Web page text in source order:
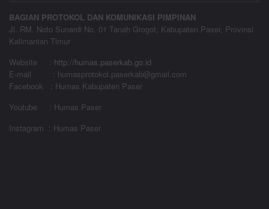
BAGIAN PROTOKOL DAN KOMUNIKASI PIMPINAN
Jl. RM. Noto Sunardi No. 01 Tanah Grogot, Kabupaten Paser, Provinsi
Kalimantan Timur
Website
: http://humas.paserkab.go.id
E-mail : humasprotokol.paserkab@gmail.com
Facebook : Humas Kabupaten Paser
Youtube : Humas Paser
Instagram : Humas Paser